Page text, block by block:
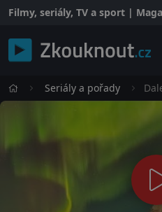
Filmy, seriály, TV a sport |
Seriály a pořady